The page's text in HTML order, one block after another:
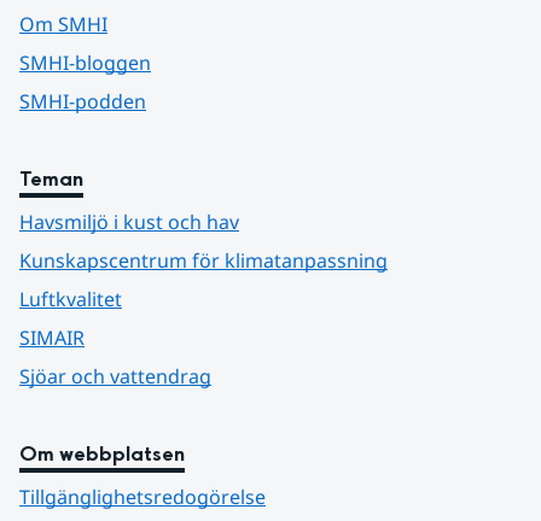
Om SMHI
SMHI-bloggen
SMHI-podden
Teman
Havsmiljö i kust och hav
Kunskapscentrum för klimatanpassning
Luftkvalitet
SIMAIR
Sjöar och vattendrag
Om webbplatsen
Tillgänglighetsredogörelse